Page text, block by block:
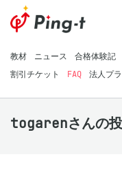
教材 ニュース 合格体験記
割引チケット
FAQ 法人プ
togarenさんの